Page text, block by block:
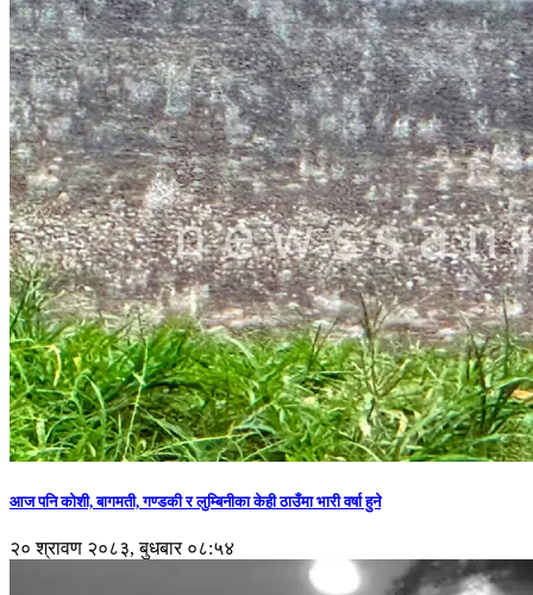
आज पनि कोशी, बागमती, गण्डकी र लुम्बिनीका केही ठाउँमा भारी वर्षा हुने
२० श्रावण २०८३, बुधबार ०८:५४